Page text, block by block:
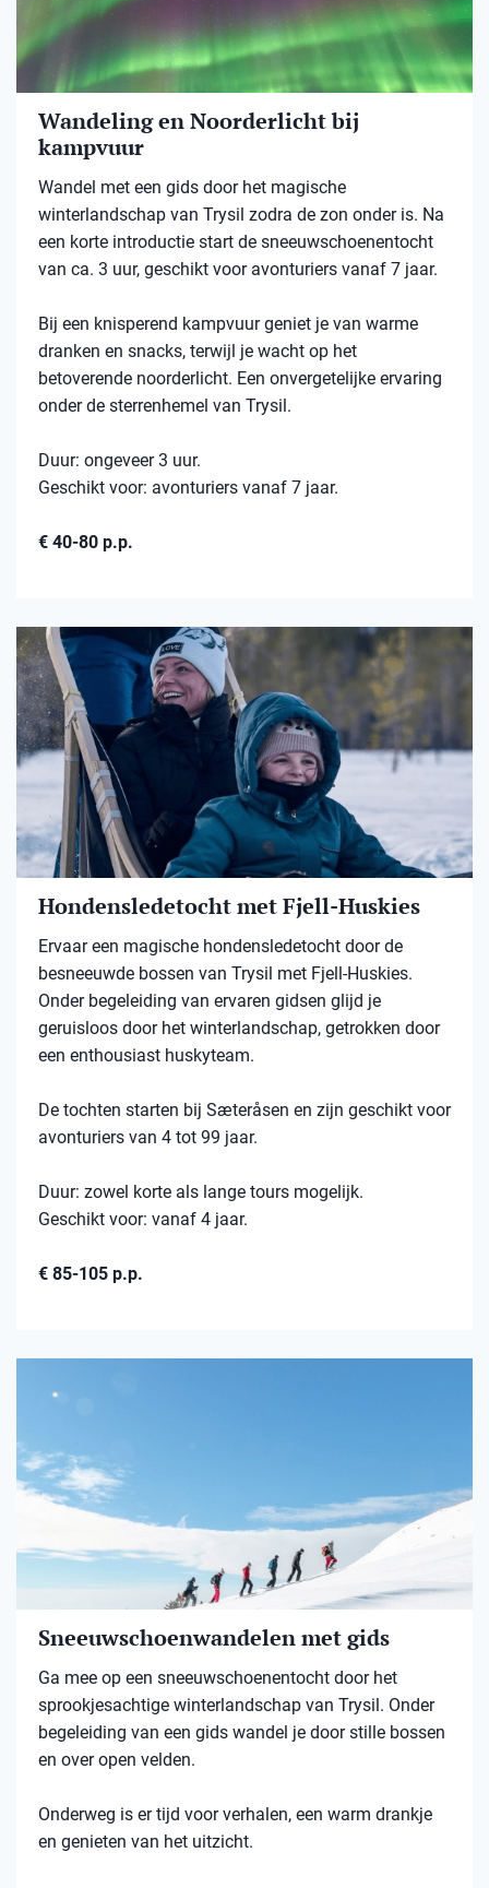
Wandeling en Noorderlicht bij
kampvuur
Wandel met een gids door het magische
winterlandschap van Trysil zodra de zon onder is. Na
een korte introductie start de sneeuwschoenentocht
van ca. 3 uur, geschikt voor avonturiers vanaf 7 jaar.
Bij een knisperend kampvuur geniet je van warme
dranken en snacks, terwijl je wacht op het
betoverende noorderlicht. Een onvergetelijke ervaring
onder de sterrenhemel van Trysil.
Duur: ongeveer 3 uur.
Geschikt voor: avonturiers vanaf 7 jaar.
€ 40-80 p.p.
Hondensledetocht met Fjell-Huskies
Ervaar een magische hondensledetocht door de
besneeuwde bossen van Trysil met Fjell-Huskies.
Onder begeleiding van ervaren gidsen glijd je
geruisloos door het winterlandschap, getrokken door
een enthousiast huskyteam.
De tochten starten bij Sæteråsen en zijn geschikt voor
avonturiers van 4 tot 99 jaar.
Duur: zowel korte als lange tours mogelijk.
Geschikt voor: vanaf 4 jaar.
€ 85-105 p.p.
Sneeuwschoenwandelen met gids
Ga mee op een sneeuwschoenentocht door het
sprookjesachtige winterlandschap van Trysil. Onder
begeleiding van een gids wandel je door stille bossen
en over open velden.
Onderweg is er tijd voor verhalen, een warm drankje
en genieten van het uitzicht.